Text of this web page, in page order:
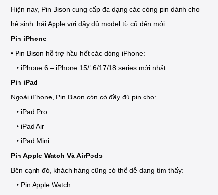
Hiện nay, Pin Bison cung cấp đa dạng các dòng pin dành cho
hệ sinh thái Apple với đầy đủ model từ cũ đến mới.
Pin iPhone
• Pin Bison hỗ trợ hầu hết các dòng iPhone:
• iPhone 6 – iPhone 15/16/17/18 series mới nhất
Pin iPad
Ngoài iPhone, Pin Bison còn có đầy đủ pin cho:
• iPad Pro
• iPad Air
• iPad Mini
Pin Apple Watch Và AirPods
Bên cạnh đó, khách hàng cũng có thể dễ dàng tìm thấy:
• Pin Apple Watch